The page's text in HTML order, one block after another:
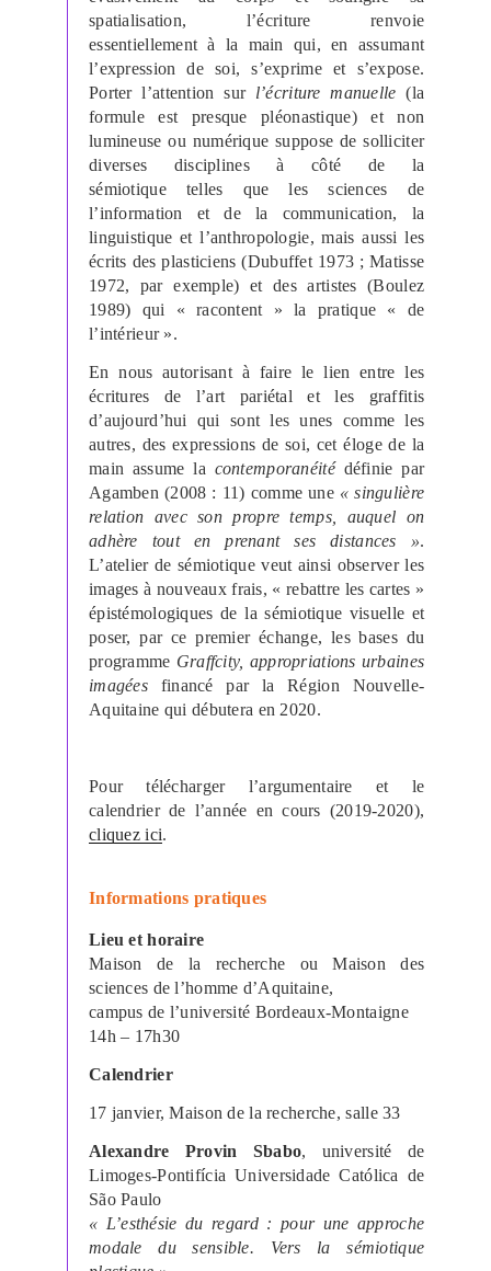
spatialisation, l’écriture renvoie
essentiellement à la main qui, en assumant
l’expression de soi, s’exprime et s’expose.
Porter l’attention sur l’écriture manuelle(la
formule est presque pléonastique) et non
lumineuse ou numérique suppose de solliciter
diverses disciplines à côté de la
sémiotique telles que les sciences de
l’information et de la communication, la
linguistique et l’anthropologie, mais aussi les
écrits des plasticiens (Dubuffet 1973 ; Matisse
1972, par exemple) et des artistes (Boulez
1989) qui « racontent » la pratique « de
l’intérieur ».
En nous autorisant à faire le lien entre les
écritures de l’art pariétal et les graffitis
d’aujourd’hui qui sont les unes comme les
autres, des expressions de soi, cet éloge de la
main assume la contemporanéité définie par
Agamben (2008 : 11) comme une « singulière
relation avec son propre temps, auquel on
adhère tout en prenant ses distances ».
L’atelier de sémiotique veut ainsi observer les
images à nouveaux frais, « rebattre les cartes »
épistémologiques de la sémiotique visuelle et
poser, par ce premier échange, les bases du
programme Graffcity, appropriations urbaines
imagées financé par la Région Nouvelle-
Aquitaine qui débutera en 2020.
Pour télécharger l’argumentaire et le
calendrier de l’année en cours (2019-2020),
cliquez ici.
Informations pratiques
Lieu et horaire
Maison de la recherche ou Maison des
sciences de l’homme d’Aquitaine,
campus de l’université Bordeaux-Montaigne
14h – 17h30
Calendrier
17 janvier, Maison de la recherche, salle 33
Alexandre Provin Sbabo, université de
Limoges-Pontifícia Universidade Católica de
São Paulo
« L’esthésie du regard : pour une approche
modale du sensible. Vers la sémiotique